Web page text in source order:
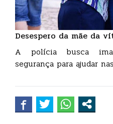
Desespero da mãe da
A polícia busca
segurança para ajudar